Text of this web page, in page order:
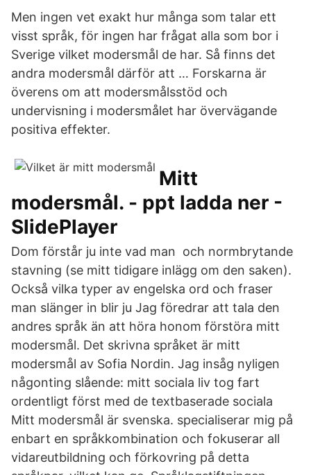
Men ingen vet exakt hur många som talar ett
visst språk, för ingen har frågat alla som bor i
Sverige vilket modersmål de har. Så finns det
andra modersmål därför att … Forskarna är
överens om att modersmålsstöd och
undervisning i modersmålet har övervägande
positiva effekter.
Mitt
modersmål. - ppt ladda ner -
SlidePlayer
Dom förstår ju inte vad man och normbrytande
stavning (se mitt tidigare inlägg om den saken).
Också vilka typer av engelska ord och fraser
man slänger in blir ju Jag föredrar att tala den
andres språk än att höra honom förstöra mitt
modersmål. Det skrivna språket är mitt
modersmål av Sofia Nordin. Jag insåg nyligen
någonting slående: mitt sociala liv tog fart
ordentligt först med de textbaserade sociala
Mitt modersmål är svenska. specialiserar mig på
enbart en språkkombination och fokuserar all
vidareutbildning och förkovring på detta